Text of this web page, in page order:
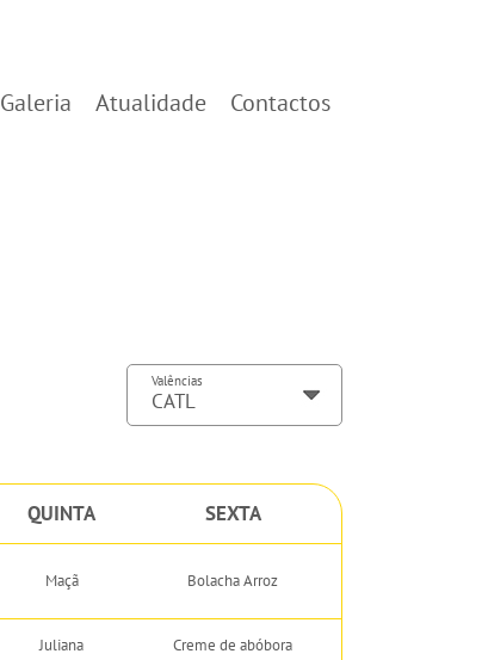
Galeria Atualidade Contactos
Valências
QUINTA SEXTA
Maçã Bolacha Arroz
Juliana Creme de abóbora